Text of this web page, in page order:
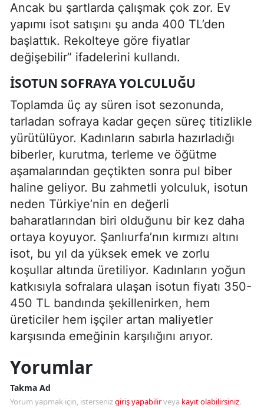
Ancak bu şartlarda çalışmak çok zor. Ev
yapımı isot satışını şu anda 400 TL’den
başlattık. Rekolteye göre fiyatlar
değişebilir” ifadelerini kullandı.
İSOTUN SOFRAYA YOLCULUĞU
Toplamda üç ay süren isot sezonunda,
tarladan sofraya kadar geçen süreç titizlikle
yürütülüyor. Kadınların sabırla hazırladığı
biberler, kurutma, terleme ve öğütme
aşamalarından geçtikten sonra pul biber
haline geliyor. Bu zahmetli yolculuk, isotun
neden Türkiye’nin en değerli
baharatlarından biri olduğunu bir kez daha
ortaya koyuyor. Şanlıurfa’nın kırmızı altını
isot, bu yıl da yüksek emek ve zorlu
koşullar altında üretiliyor. Kadınların yoğun
katkısıyla sofralara ulaşan isotun fiyatı 350-
450 TL bandında şekillenirken, hem
üreticiler hem işçiler artan maliyetler
karşısında emeğinin karşılığını arıyor.
Yorumlar
Takma Ad
Yorum yapmak için, istersenizgiriş yapabilirveya kayıt olabilirsiniz.